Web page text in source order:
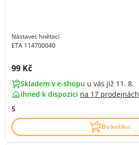
Nástavec hnětací
ETA 114700040
Cena s DPH:
99 Kč
Skladem v e-shopu u vás již 11. 8.
ihned k dispozici na 17 prodejnách
5
Do košíku